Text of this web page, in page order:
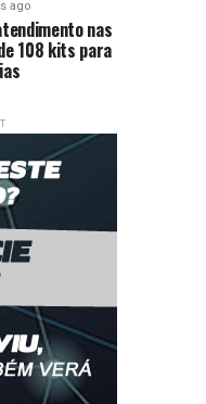
ago
nas
108 kits para